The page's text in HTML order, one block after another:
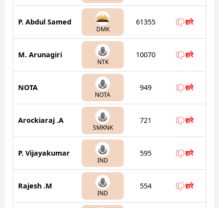
P. Abdul Samed
DMK
61355 हारे
M. Arunagiri
NTK
10070 हारे
NOTA
NOTA
949 हारे
Arockiaraj .A
SMKNK
721 हारे
P. Vijayakumar
IND
595 हारे
Rajesh .M
IND
554 हारे